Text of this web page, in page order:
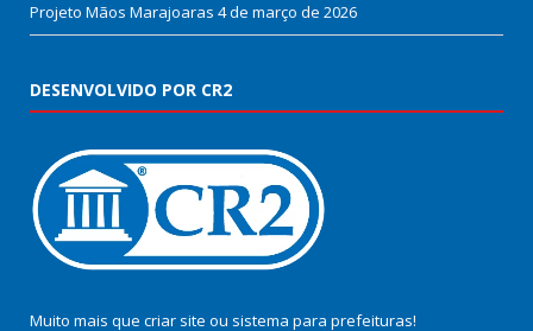
Projeto Mãos Marajoaras 4 de março de 2026
DESENVOLVIDO POR CR2
Muito mais que criar site ou sistema para prefeituras!